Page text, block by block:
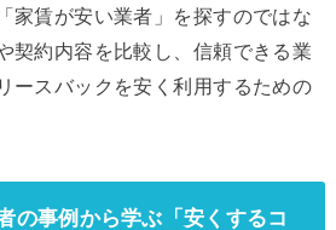
家賃が安い業者」を探すのではな
契約内容を比較し、信頼できる業
ースバックを安く利用するための
の事例から学ぶ「安くするコ